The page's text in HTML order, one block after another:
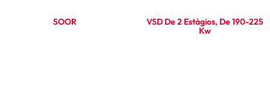
SOOR
VSD De 2 Estágios, De 190-225
Kw